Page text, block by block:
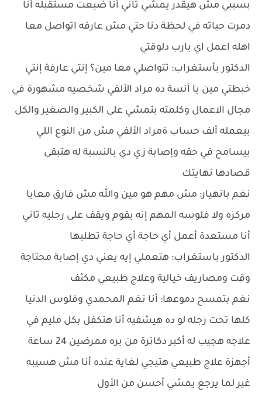
بسببي مش هيقدر يمشي تاني أنا ضيعت مستقبله أنا
دمرت حياته في لحظة دنا حتي مش عارفه اتواصل معا
اهله اعمل اي يارب دلوقتي
الدكتور بأستغراب: تتواصلي معا مين؟ إنتي عارفة إنتي
خبطتي مين يا آنسة ده مراد الألفي شخصيه مشهورة في
مجال الاعمال وكلمته بتمشي على الكبير والصغير والكل
بيعمله ألف حساب ةمراد الألفي مش من النوع اللي
بيسامح في حقه وإصابة زي دي بالنسبة له هتبقى
قصادها نهايتك
نغم بانهيار: مش مهم هو مين والله مش فارق معايا
مركزه ولا فلوسه المهم إنه يقوم ويقف على رجليه تاني
أنا مستعدة أعمل أي حاجة أي حاجة تطلبها
الدكتور باستغراب: هتعملي إيه يعني دي إصابة محتاجة
وقت ومصاريف خيالية وعلاج طبيعي مكثف
نغم بتمسح دموعها: أنا نغم المحمدي وفلوس الدنيا
كلها تحت رجله لو ده هيشفيه أنا هتكفل بكل مليم في
علاجه هجيب له أكبر دكاترة من بره ممرضين 24 ساعة
أجهزة علاج طبيعي هتيجي لغاية عنده أنا مش هسيبه
غير لما يرجع يمشي أحسن من الأول